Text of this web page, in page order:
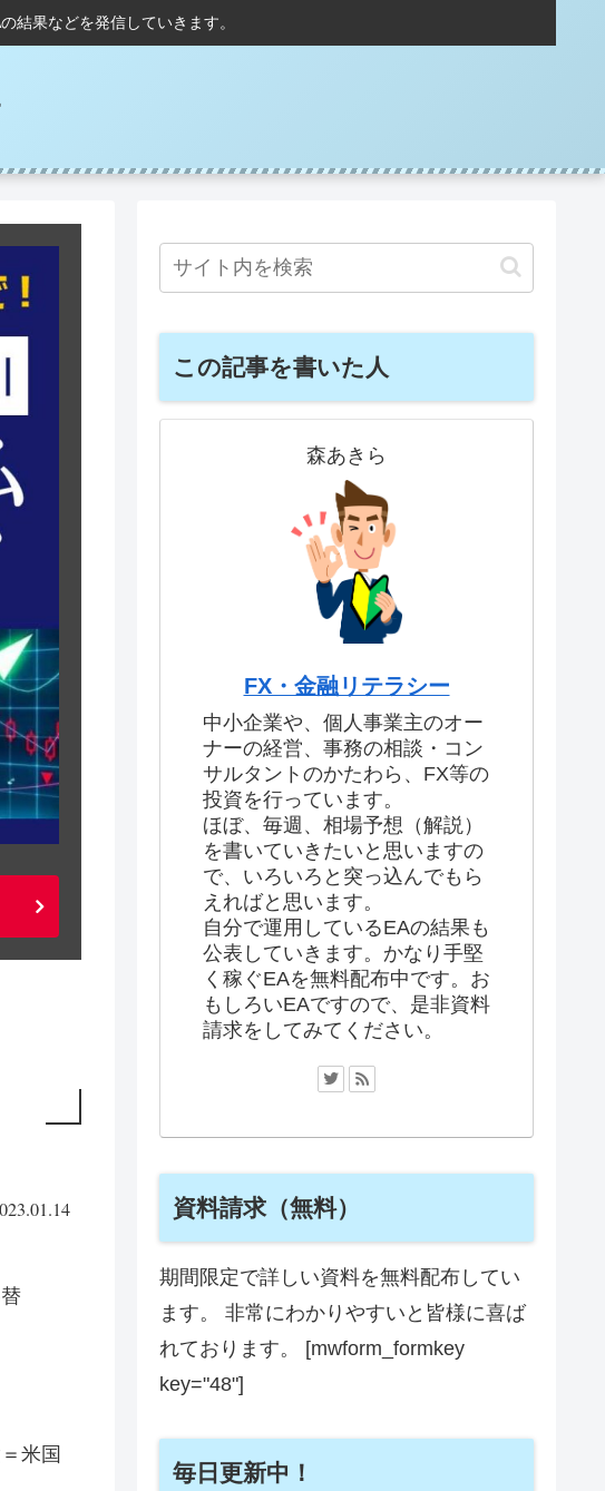
結果などを発信していきます。
米国
この記事を書いた人
森あきら
FX・金融リテラシー
中小企業や、個人事業主のオー
ナーの経営、事務の相談・コン
サルタントのかたわら、FX等の
投資を行っています。
ほぼ、毎週、相場予想（解説）
を書いていきたいと思いますの
で、いろいろと突っ込んでもら
えればと思います。
自分で運用しているEAの結果も
公表していきます。かなり手堅
く稼ぐEAを無料配布中です。お
もしろいEAですので、是非資料
請求をしてみてください。
資料請求（無料）
期間限定で詳しい資料を無料配布してい
ます。 非常にわかりやすいと皆様に喜ば
れております。 [mwform_formkey
key="48"]
毎日更新中！